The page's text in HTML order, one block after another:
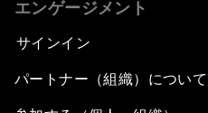
エンゲージメント
サインイン
パートナー（組織）について